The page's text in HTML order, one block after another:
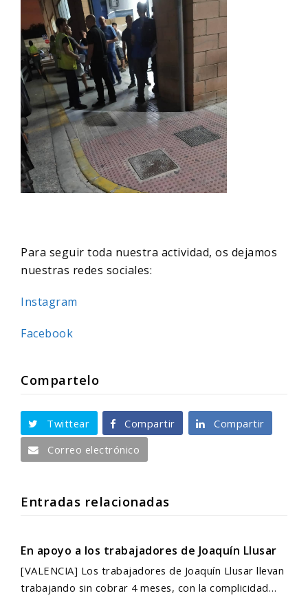
Para seguir toda nuestra actividad, os dejamos
nuestras redes sociales:
Instagram
Facebook
Compartelo
Twittear Compartir
Compartir
Correo electrónico
Entradas relacionadas
En apoyo a los trabajadores de Joaquín Llusar
[VALENCIA] Los trabajadores de Joaquín Llusar llevan
trabajando sin cobrar 4 meses, con la complicidad…